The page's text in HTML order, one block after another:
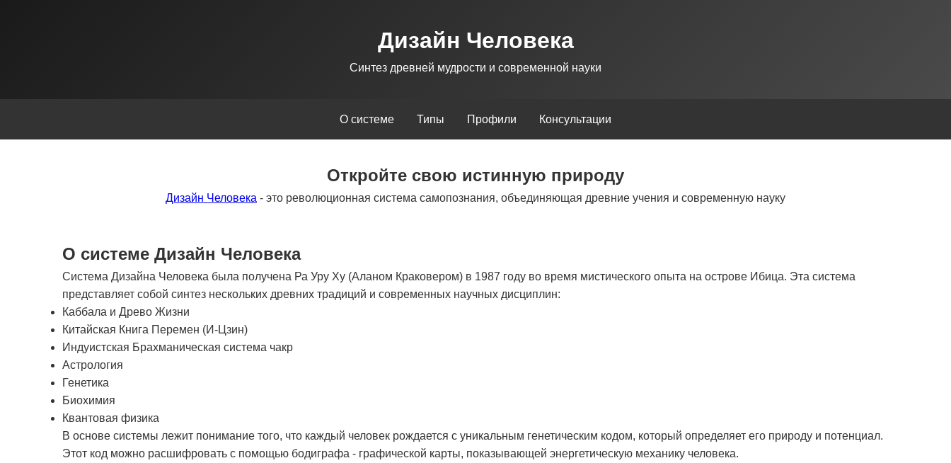
Дизайн Человека
Синтез древней мудрости и современной науки
О системе Типы Профили Консультации
Откройте свою истинную природу
Дизайн Человека - это революционная система самопознания, объединяющая древние учения и современную науку
О системе Дизайн Человека
Система Дизайна Человека была получена Ра Уру Ху (Аланом Краковером) в 1987 году во время мистического опыта на острове Ибица. Эта система
представляет собой синтез нескольких древних традиций и современных научных дисциплин:
Каббала и Древо Жизни
Китайская Книга Перемен (И-Цзин)
Индуистская Брахманическая система чакр
Астрология
Генетика
Биохимия
Квантовая физика
В основе системы лежит понимание того, что каждый человек рождается с уникальным генетическим кодом, который определяет его природу и потенциал.
Этот код можно расшифровать с помощью бодиграфа - графической карты, показывающей энергетическую механику человека.